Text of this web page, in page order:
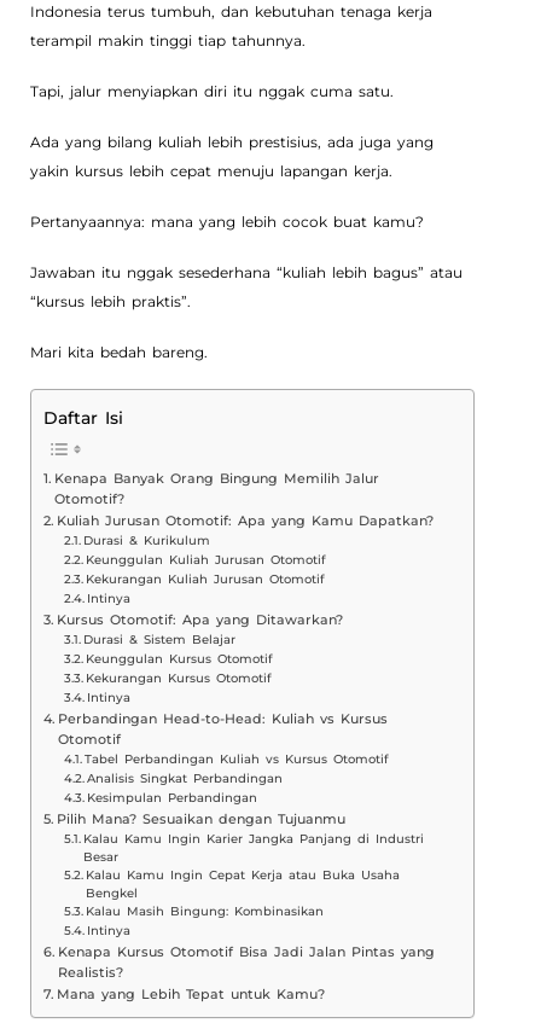
Indonesia terus tumbuh, dan kebutuhan tenaga kerja
terampil makin tinggi tiap tahunnya.
Tapi, jalur menyiapkan diri itu nggak cuma satu.
Ada yang bilang kuliah lebih prestisius, ada juga yang
yakin kursus lebih cepat menuju lapangan kerja.
Pertanyaannya: mana yang lebih cocok buat kamu?
Jawaban itu nggak sesederhana “kuliah lebih bagus” atau
“kursus lebih praktis”.
Mari kita bedah bareng.
Daftar Isi
Kenapa Banyak Orang Bingung Memilih Jalur
Otomotif?
Kuliah Jurusan Otomotif: Apa yang Kamu Dapatkan?
Durasi & Kurikulum
Keunggulan Kuliah Jurusan Otomotif
Kekurangan Kuliah Jurusan Otomotif
Intinya
Kursus Otomotif: Apa yang Ditawarkan?
Durasi & Sistem Belajar
Keunggulan Kursus Otomotif
Kekurangan Kursus Otomotif
Intinya
Perbandingan Head-to-Head: Kuliah vs Kursus
Otomotif
Tabel Perbandingan Kuliah vs Kursus Otomotif
Analisis Singkat Perbandingan
Kesimpulan Perbandingan
Pilih Mana? Sesuaikan dengan Tujuanmu
Kalau Kamu Ingin Karier Jangka Panjang di Industri
Besar
Kalau Kamu Ingin Cepat Kerja atau Buka Usaha
Bengkel
Kalau Masih Bingung: Kombinasikan
Intinya
Kenapa Kursus Otomotif Bisa Jadi Jalan Pintas yang
Realistis?
Mana yang Lebih Tepat untuk Kamu?